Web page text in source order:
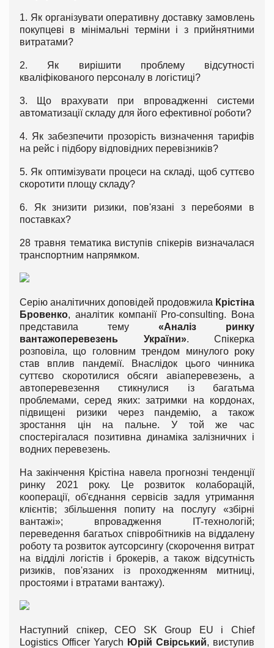
1. Як організувати оперативну доставку замовлень
покупцеві в мінімальні терміни і з прийнятними
витратами?
2. Як вирішити проблему відсутності
кваліфікованого персоналу в логістиці?
3. Що врахувати при впровадженні системи
автоматизації складу для його ефективної роботи?
4. Як забезпечити прозорість визначення тарифів
на рейс і підбору відповідних перевізників?
5. Як оптимізувати процеси на складі, щоб суттєво
скоротити площу складу?
6. Як знизити ризики, пов'язані з перебоями в
поставках?
28 травня тематика виступів спікерів визначалася
транспортним напрямком.
Серію аналітичних доповідей продовжила Крістіна
Бровенко, аналітик компанії Pro-consulting. Вона
представила тему «Аналіз ринку
вантажоперевезень України». Спікерка
розповіла, що головним трендом минулого року
став вплив пандемії. Внаслідок цього чинника
суттєво скоротилися обсяги авіаперевезень, а
автоперевезення стикнулися із багатьма
проблемами, серед яких: затримки на кордонах,
підвищені ризики через пандемію, а також
зростання цін на пальне. У той же час
спостерігалася позитивна динаміка залізничних і
водних перевезень.
На закінчення Крістіна навела прогнозні тенденції
ринку 2021 року. Це розвиток колаборацій,
кооперації, об'єднання сервісів задля утримання
клієнтів; збільшення попиту на послугу «збірні
вантажі»; впровадження IT-технологій;
переведення багатьох співробітників на віддалену
роботу та розвиток аутсорсингу (скорочення витрат
на відділі логістів і брокерів, а також відсутність
ризиків, пов'язаних із проходженням митниці,
простоями і втратами вантажу).
Наступний спікер, CEO SK Group EU і Chief
Logistics Officer Yarych Юрій Свірський, виступив